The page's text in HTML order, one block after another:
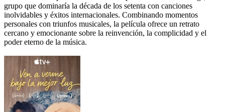
grupo que dominaría la década de los setenta con canciones
inolvidables y éxitos internacionales. Combinando momentos
personales con triunfos musicales, la película ofrece un retrato
cercano y emocionante sobre la reinvención, la complicidad y el
poder eterno de la música.